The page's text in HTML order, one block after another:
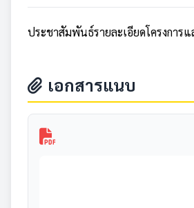
ประชาสัมพันธ์รายละเอียดโครงการแ
เอกสารแนบ